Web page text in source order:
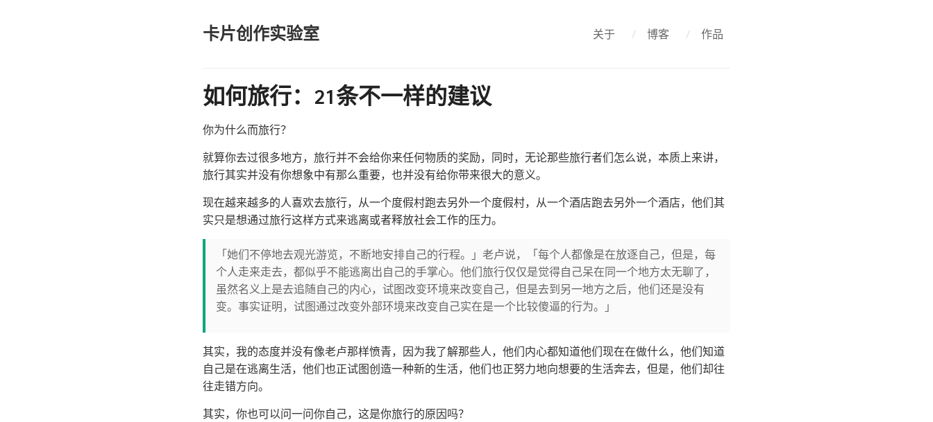
卡片创作实验室 关于 / 博客 / 作品
如何旅行：21条不一样的建议
你为什么而旅行？
就算你去过很多地方，旅行并不会给你来任何物质的奖励，同时，无论那些旅行者们怎么说，本质上来讲，
旅行其实并没有你想象中有那么重要，也并没有给你带来很大的意义。
现在越来越多的人喜欢去旅行，从一个度假村跑去另外一个度假村，从一个酒店跑去另外一个酒店，他们其
实只是想通过旅行这样方式来逃离或者释放社会工作的压力。
「她们不停地去观光游览，不断地安排自己的行程。」老卢说，「每个人都像是在放逐自己，但是，每
个人走来走去，都似乎不能逃离出自己的手掌心。他们旅行仅仅是觉得自己呆在同一个地方太无聊了，
虽然名义上是去追随自己的内心，试图改变环境来改变自己，但是去到另一地方之后，他们还是没有
变。事实证明，试图通过改变外部环境来改变自己实在是一个比较傻逼的行为。」
其实，我的态度并没有像老卢那样愤青，因为我了解那些人，他们内心都知道他们现在在做什么，他们知道
自己是在逃离生活，他们也正试图创造一种新的生活，他们也正努力地向想要的生活奔去，但是，他们却往
往走错方向。
其实，你也可以问一问你自己，这是你旅行的原因吗？